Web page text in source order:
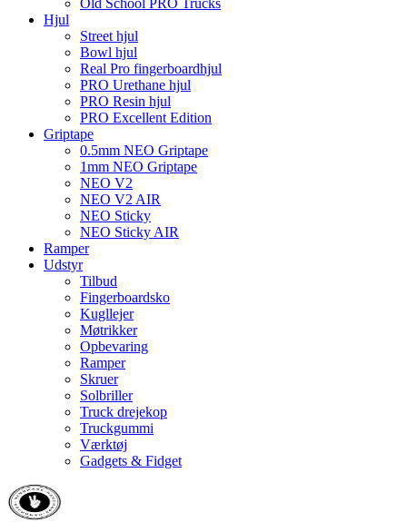
Old School PRO Trucks
Hjul
Street hjul
Bowl hjul
Real Pro fingerboardhjul
PRO Urethane hjul
PRO Resin hjul
PRO Excellent Edition
Griptape
0.5mm NEO Griptape
1mm NEO Griptape
NEO V2
NEO V2 AIR
NEO Sticky
NEO Sticky AIR
Ramper
Udstyr
Tilbud
Fingerboardsko
Kugllejer
Møtrikker
Opbevaring
Ramper
Skruer
Solbriller
Truck drejekop
Truckgummi
Værktøj
Gadgets & Fidget